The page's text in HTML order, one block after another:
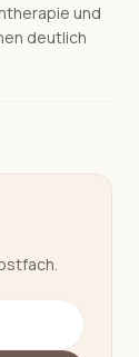
und
deutlich